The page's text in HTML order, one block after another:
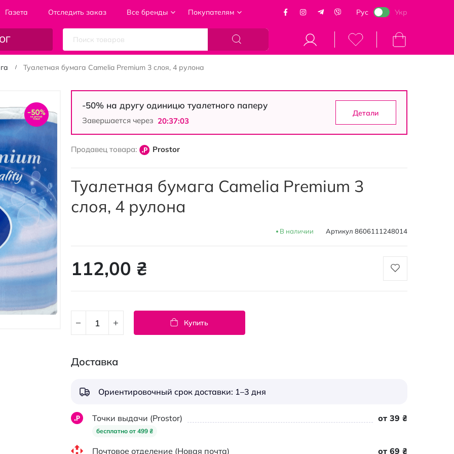
Газета Отследить заказ Все бренды Покупателям Рус Укр
Моя корзина
Туалетная бумага Camelia Premium 3 слоя, 4 рулона
-50% на другу одиницю туалетного паперу
Детали
Завершается через 20:37:02
Продавец товара: Prostor
Туалетная бумага Camelia Premium 3
слоя, 4 рулона
В наличии Артикул 8606111248014
112,00 ₴
Купить
Доставка
Ориентировочный срок доставки: 1–3 дня
Точки выдачи (Prostor)
бесплатно от 499 ₴
от 39 ₴
Почтовое отделение (Новая почта) от 69 ₴